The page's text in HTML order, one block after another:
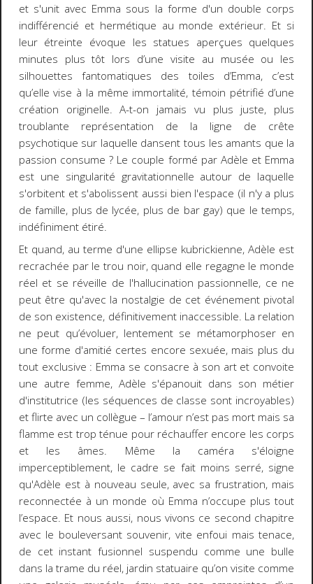
et s'unit avec Emma sous la forme d'un double corps
indifférencié et hermétique au monde extérieur. Et si
leur étreinte évoque les statues aperçues quelques
minutes plus tôt lors d’une visite au musée ou les
silhouettes fantomatiques des toiles d’Emma, c’est
qu’elle vise à la même immortalité, témoin pétrifié d’une
création originelle. A-t-on jamais vu plus juste, plus
troublante représentation de la ligne de crête
psychotique sur laquelle dansent tous les amants que la
passion consume ? Le couple formé par Adèle et Emma
est une singularité gravitationnelle autour de laquelle
s'orbitent et s'abolissent aussi bien l'espace (il n'y a plus
de famille, plus de lycée, plus de bar gay) que le temps,
indéfiniment étiré.
Et quand, au terme d'une ellipse kubrickienne, Adèle est
recrachée par le trou noir, quand elle regagne le monde
réel et se réveille de l'hallucination passionnelle, ce ne
peut être qu'avec la nostalgie de cet événement pivotal
de son existence, définitivement inaccessible. La relation
ne peut qu’évoluer, lentement se métamorphoser en
une forme d'amitié certes encore sexuée, mais plus du
tout exclusive : Emma se consacre à son art et convoite
une autre femme, Adèle s'épanouit dans son métier
d'institutrice (les séquences de classe sont incroyables)
et flirte avec un collègue – l’amour n’est pas mort mais sa
flamme est trop ténue pour réchauffer encore les corps
et les âmes. Même la caméra s'éloigne
imperceptiblement, le cadre se fait moins serré, signe
qu'Adèle est à nouveau seule, avec sa frustration, mais
reconnectée à un monde où Emma n’occupe plus tout
l’espace. Et nous aussi, nous vivons ce second chapitre
avec le bouleversant souvenir, vite enfoui mais tenace,
de cet instant fusionnel suspendu comme une bulle
dans la trame du réel, jardin statuaire qu’on visite comme